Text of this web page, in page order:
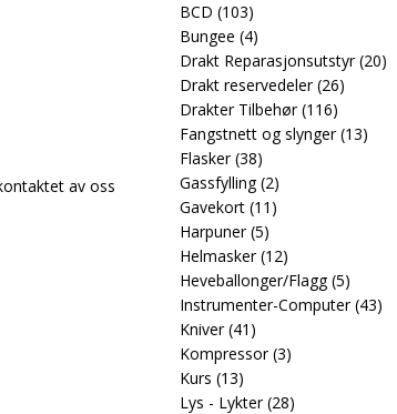
av oss
BCD (103)
Bungee (4)
Drakt Reparasjonsutstyr (20)
Drakt reservedeler (26)
Drakter Tilbehør (116)
Fangstnett og slynger (13)
Flasker (38)
Gassfylling (2)
Gavekort (11)
Harpuner (5)
Helmasker (12)
Heveballonger/Flagg (5)
Instrumenter-Computer (43)
Kniver (41)
Kompressor (3)
Kurs (13)
Lys - Lykter (28)